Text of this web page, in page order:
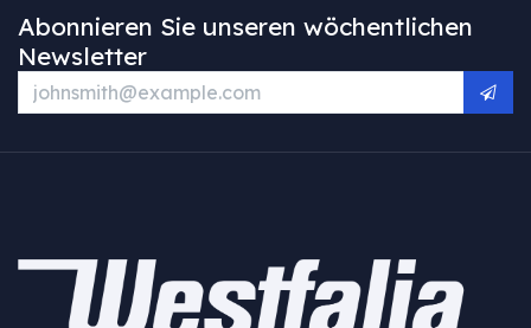
Abonnieren Sie unseren wöchentlichen
Newsletter